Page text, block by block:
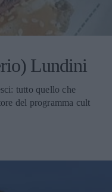
Lundini
tutto quello che
del programma cult